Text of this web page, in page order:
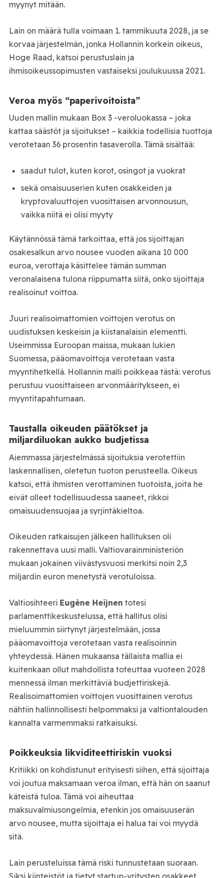
myynyt mitään.
Lain on määrä tulla voimaan 1. tammikuuta 2028, ja se
korvaa järjestelmän, jonka Hollannin korkein oikeus,
Hoge Raad, katsoi perustuslain ja
ihmisoikeussopimusten vastaiseksi joulukuussa 2021.
Veroa myös “paperivoitoista”
Uuden mallin mukaan Box 3 -veroluokassa – joka
kattaa säästöt ja sijoitukset – kaikkia todellisia tuottoja
verotetaan 36 prosentin tasaverolla. Tämä sisältää:
saadut tulot, kuten korot, osingot ja vuokrat
sekä omaisuuserien kuten osakkeiden ja
kryptovaluuttojen vuosittaisen arvonnousun,
vaikka niitä ei olisi myyty
Käytännössä tämä tarkoittaa, että jos sijoittajan
osakesalkun arvo nousee vuoden aikana 10 000
euroa, verottaja käsittelee tämän summan
veronalaisena tulona riippumatta siitä, onko sijoittaja
realisoinut voittoa.
Juuri realisoimattomien voittojen verotus on
uudistuksen keskeisin ja kiistanalaisin elementti.
Useimmissa Euroopan maissa, mukaan lukien
Suomessa, pääomavoittoja verotetaan vasta
myyntihetkellä. Hollannin malli poikkeaa tästä: verotus
perustuu vuosittaiseen arvonmääritykseen, ei
myyntitapahtumaan.
Taustalla oikeuden päätökset ja
miljardiluokan aukko budjetissa
Aiemmassa järjestelmässä sijoituksia verotettiin
laskennallisen, oletetun tuoton perusteella. Oikeus
katsoi, että ihmisten verottaminen tuotoista, joita he
eivät olleet todellisuudessa saaneet, rikkoi
omaisuudensuojaa ja syrjintäkieltoa.
Oikeuden ratkaisujen jälkeen hallituksen oli
rakennettava uusi malli. Valtiovarainministeriön
mukaan jokainen viivästysvuosi merkitsi noin 2,3
miljardin euron menetystä verotuloissa.
Valtiosihteeri Eugène Heijnen totesi
parlamenttikeskustelussa, että hallitus olisi
mieluummin siirtynyt järjestelmään, jossa
pääomavoittoja verotetaan vasta realisoinnin
yhteydessä. Hänen mukaansa tällaista mallia ei
kuitenkaan ollut mahdollista toteuttaa vuoteen 2028
mennessä ilman merkittäviä budjettiriskejä.
Realisoimattomien voittojen vuosittainen verotus
nähtiin hallinnollisesti helpommaksi ja valtiontalouden
kannalta varmemmaksi ratkaisuksi.
Poikkeuksia likviditeettiriskin vuoksi
Kritiikki on kohdistunut erityisesti siihen, että sijoittaja
voi joutua maksamaan veroa ilman, että hän on saanut
käteistä tuloa. Tämä voi aiheuttaa
maksuvalmiusongelmia, etenkin jos omaisuuserän
arvo nousee, mutta sijoittaja ei halua tai voi myydä
sitä.
Lain perusteluissa tämä riski tunnustetaan suoraan.